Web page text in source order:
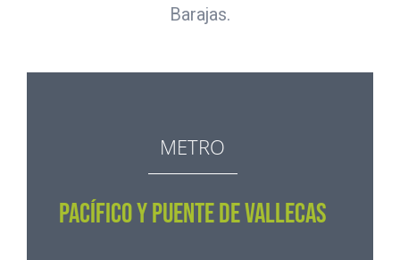
Barajas.
METRO
PACÍFICO Y PUENTE DE VALLECAS